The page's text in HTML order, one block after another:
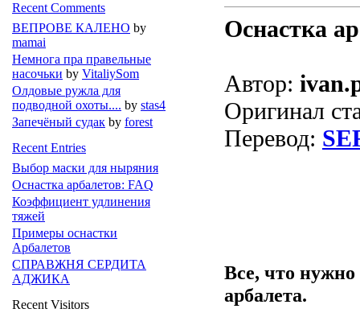
Оснастка
Автор:
Оригинал
Перевод:
Все, что нужно
арбалета.
Recent Comments
ВЕПРОВЕ КАЛЕНО by
mamai
Немнога пра правельные
насочьки by VitaliySom
Олдовые ружла для
подводной охоты.... by stas4
Запечёный судак by forest
Recent Entries
Выбор маски для ныряния
Оснастка арбалетов: FAQ
Коэффициент удлинения
тяжей
Примеры оснастки
Арбалетов
СПРАВЖНЯ СЕРДИТА
АДЖИКА
Recent Visitors